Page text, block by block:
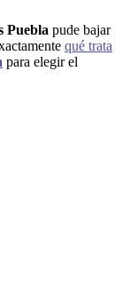
Puebla pude bajar
qué trata
para elegir el